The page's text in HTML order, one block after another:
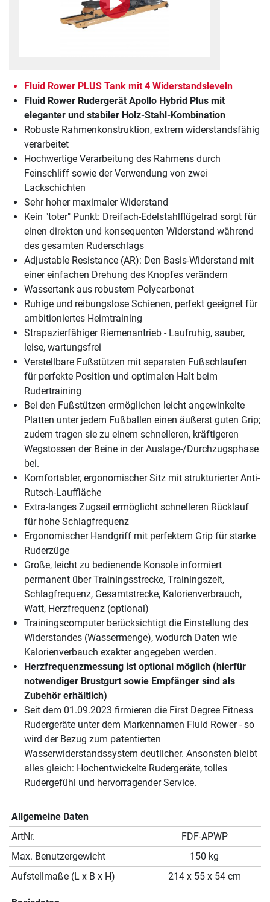
Fluid Rower PLUS Tank mit 4 Widerstandsleveln
Fluid Rower Rudergerät Apollo Hybrid Plus mit
eleganter und stabiler Holz-Stahl-Kombination
Robuste Rahmenkonstruktion, extrem widerstandsfähig
verarbeitet
Hochwertige Verarbeitung des Rahmens durch
Feinschliff sowie der Verwendung von zwei
Lackschichten
Sehr hoher maximaler Widerstand
Kein "toter" Punkt: Dreifach-Edelstahlflügelrad sorgt für
einen direkten und konsequenten Widerstand während
des gesamten Ruderschlags
Adjustable Resistance (AR): Den Basis-Widerstand mit
einer einfachen Drehung des Knopfes verändern
Wassertank aus robustem Polycarbonat
Ruhige und reibungslose Schienen, perfekt geeignet für
ambitioniertes Heimtraining
Strapazierfähiger Riemenantrieb - Laufruhig, sauber,
leise, wartungsfrei
Verstellbare Fußstützen mit separaten Fußschlaufen
für perfekte Position und optimalen Halt beim
Rudertraining
Bei den Fußstützen ermöglichen leicht angewinkelte
Platten unter jedem Fußballen einen äußerst guten Grip;
zudem tragen sie zu einem schnelleren, kräftigeren
Wegstossen der Beine in der Auslage-/Durchzugsphase
bei.
Komfortabler, ergonomischer Sitz mit strukturierter Anti-
Rutsch-Lauffläche
Extra-langes Zugseil ermöglicht schnelleren Rücklauf
für hohe Schlagfrequenz
Ergonomischer Handgriff mit perfektem Grip für starke
Ruderzüge
Große, leicht zu bedienende Konsole informiert
permanent über Trainingsstrecke, Trainingszeit,
Schlagfrequenz, Gesamtstrecke, Kalorienverbrauch,
Watt, Herzfrequenz (optional)
Trainingscomputer berücksichtigt die Einstellung des
Widerstandes (Wassermenge), wodurch Daten wie
Kalorienverbauch exakter angegeben werden.
Herzfrequenzmessung ist optional möglich (hierfür
notwendiger Brustgurt sowie Empfänger sind als
Zubehör erhältlich)
Seit dem 01.09.2023 firmieren die First Degree Fitness
Rudergeräte unter dem Markennamen Fluid Rower - so
wird der Bezug zum patentierten
Wasserwiderstandssystem deutlicher. Ansonsten bleibt
alles gleich: Hochentwickelte Rudergeräte, tolles
Rudergefühl und hervorragender Service.
Allgemeine Daten
ArtNr.
FDF-APWP
Max. Benutzergewicht
150 kg
Aufstellmaße (L x B x H)
214 x 55 x 54 cm